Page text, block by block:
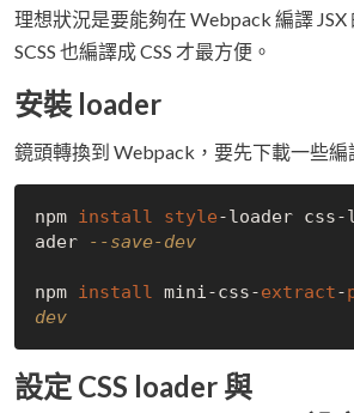
理想狀況是要能夠在 Webpack 編譯
SCSS 也編譯成 CSS 才最方便。
安裝 loader
鏡頭轉換到 Webpack，要先下載一些編
npm install style-loader css-
ader
--save-dev
npm install mini-css-extract-
dev
設定 CSS loader 與